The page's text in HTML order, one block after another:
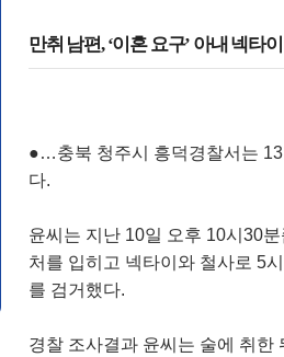
자격복원
만취 남편, ‘이혼 요구’ 아내 넥타
●…충북 청주시 흥덕경찰서는
다.
윤씨는 지난 10일 오후 10시30
처를 입히고 넥타이와 철사로 5
를 검거했다.
경찰 조사결과 윤씨는 술에 취한